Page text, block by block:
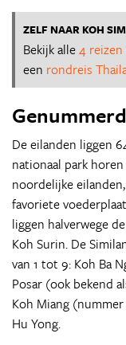
ZELF NAAR KOH
Bekijk alle4 reizen
een rondreis
De eilanden liggen
nationaal park
noordelijke
favoriete
liggen halverwege
Koh Surin. De
van 1 tot 9: Koh Ba
Posar (ook bekend
Koh Miang
Hu Yong.